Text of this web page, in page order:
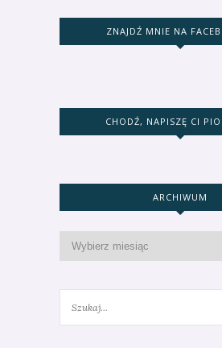
ZNAJDŹ MNIE NA
CHODŹ, NAPISZĘ CI
ARCHIWUM